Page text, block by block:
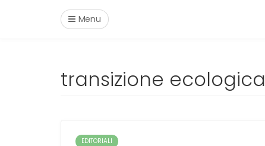
Menu
transizione ecologica
EDITORIALI